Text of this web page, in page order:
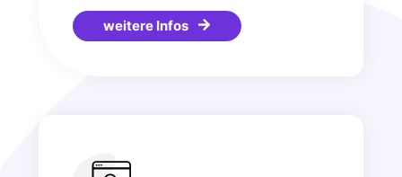
weitere Infos